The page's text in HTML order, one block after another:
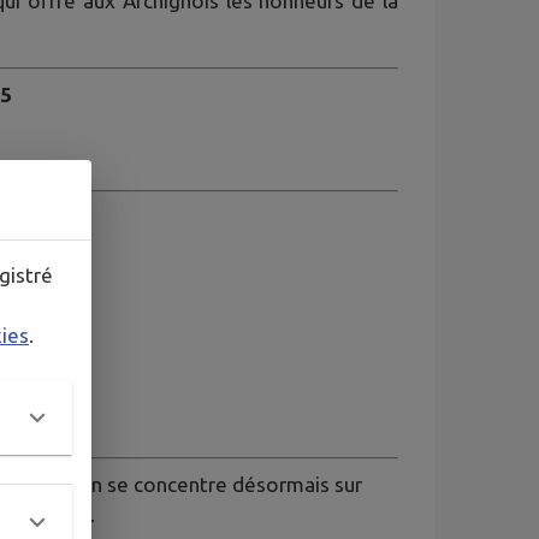
se concentre désormais sur
en cours.
.